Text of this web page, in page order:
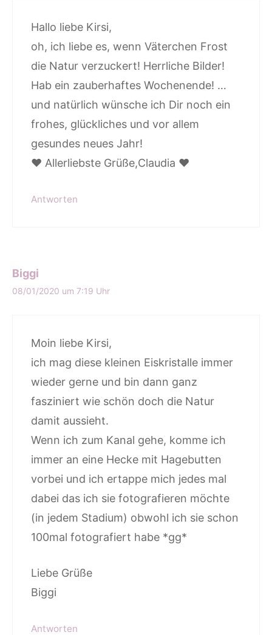
Hallo liebe Kirsi,
oh, ich liebe es, wenn Väterchen Frost
die Natur verzuckert! Herrliche Bilder!
Hab ein zauberhaftes Wochenende! …
und natürlich wünsche ich Dir noch ein
frohes, glückliches und vor allem
gesundes neues Jahr!
♥️ Allerliebste Grüße,Claudia ♥️
Antworten
Biggi
08/01/2020 um 7:19 Uhr
Moin liebe Kirsi,
ich mag diese kleinen Eiskristalle immer
wieder gerne und bin dann ganz
fasziniert wie schön doch die Natur
damit aussieht.
Wenn ich zum Kanal gehe, komme ich
immer an eine Hecke mit Hagebutten
vorbei und ich ertappe mich jedes mal
dabei das ich sie fotografieren möchte
(in jedem Stadium) obwohl ich sie schon
100mal fotografiert habe *gg*
Liebe Grüße
Biggi
Antworten